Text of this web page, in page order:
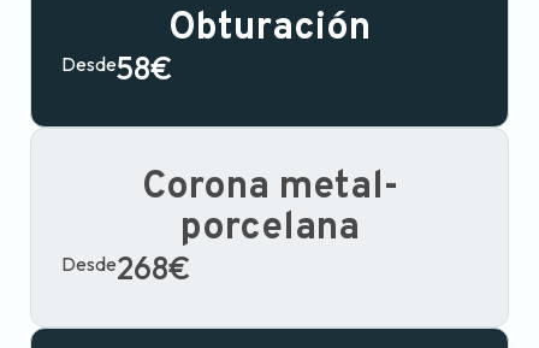
Obturación
Desde58€
Corona metal-
porcelana
Desde268€